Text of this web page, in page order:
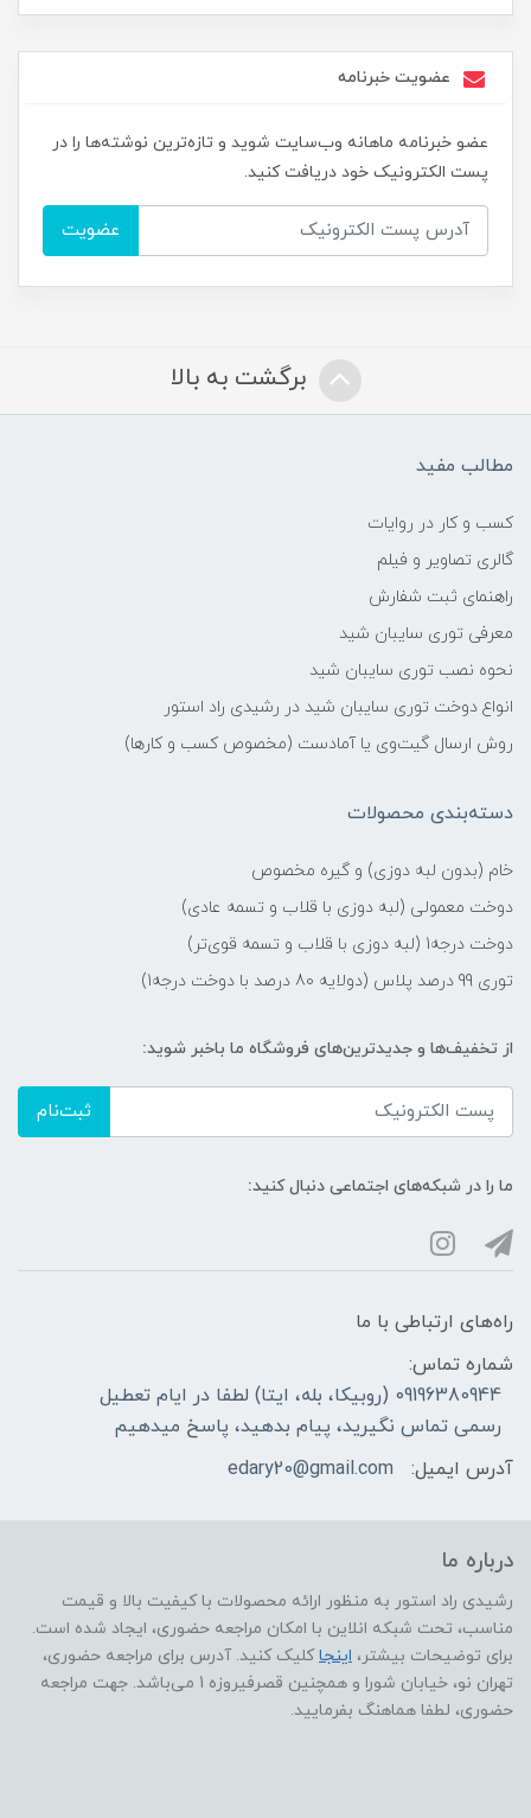
عضویت خبرنامه
عضو خبرنامه ماهانه وب‌سایت شوید و تازه‌ترین نوشته‌ها را در
پست الکترونیک خود دریافت کنید.
عضویت
برگشت به بالا
مطالب مفید
کسب و کار در روایات
گالری تصاویر و فیلم
راهنمای ثبت شفارش
معرفی توری سایبان شید
نحوه نصب توری سایبان شید
انواع دوخت توری سایبان شید در رشیدی راد استور
روش ارسال گیت‌وی یا آمادست (مخصوص کسب و کارها)
دسته‌بندی محصولات
خام (بدون لبه دوزی) و گیره مخصوص
دوخت معمولی (لبه دوزی با قلاب و تسمه عادی)
دوخت درجه1 (لبه دوزی با قلاب و تسمه قوی‌تر)
توری 99 درصد پلاس (دولایه 80 درصد با دوخت درجه1)
از تخفیف‌ها و جدیدترین‌های فروشگاه ما باخبر شوید:
ثبت‌نام
ما را در شبکه‌های اجتماعی دنبال کنید:
راه‌های ارتباطی با ما
شماره تماس:
09196380944 (روبیکا، بله، ایتا) لطفا در ایام تعطیل
رسمی تماس نگیرید، پیام بدهید، پاسخ میدهیم
آدرس ایمیل:
edary20@gmail.com
درباره ما
رشیدی راد استور به منظور ارائه محصولات با کیفیت بالا و قیمت
مناسب، تحت شبکه انلاین با امکان مراجعه حضوری، ایجاد شده است.
برای توضیحات بیشتر، اینجاکلیک کنید. آدرس برای مراجعه حضوری،
تهران نو، خیابان شورا و همچنین قصرفیروزه 1 می‌باشد. جهت مراجعه
حضوری، لطفا هماهنگ بفرمایید.